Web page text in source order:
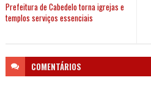
Prefeitura de Cabedelo torna igrejas e
templos serviços essenciais
COMENTÁRIOS